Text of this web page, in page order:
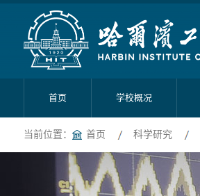
首页 学校概况
当前位置： 首页 科学研究